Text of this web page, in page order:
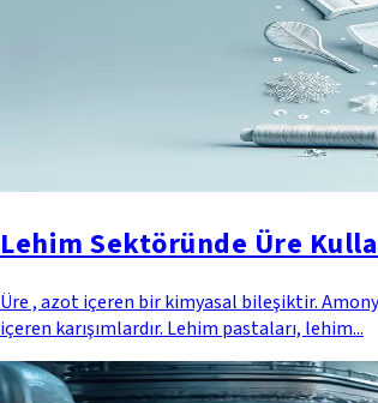
Lehim Sektöründe Üre
Üre , azot içeren bir kimyasal bileşiktir.
içeren karışımlardır. Lehim pastaları, lehim...